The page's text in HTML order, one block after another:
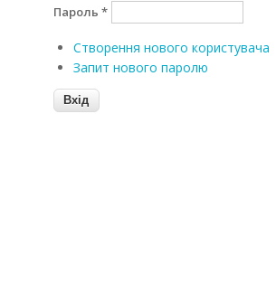
Пароль *
Створення нового користувача
Запит нового паролю